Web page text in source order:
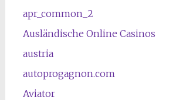
apr_common_2
Ausländische Online Casinos
austria
autoprogagnon.com
Aviator